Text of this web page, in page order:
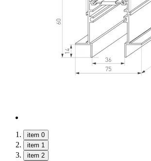
item 0
item 1
item 2